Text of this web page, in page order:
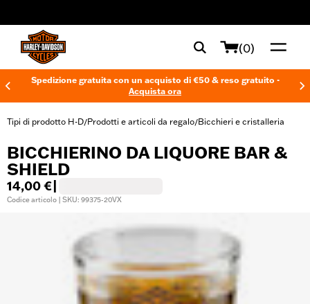
(0)
Spedizione gratuita con un acquisto di €50 & reso gratuito -
Acquista ora
Tipi di prodotto H-D/Prodotti e articoli da regalo/Bicchieri e cristalleria
BICCHIERINO DA LIQUORE BAR &
SHIELD
14,00 €
Codice articolo | SKU: 99375-20VX